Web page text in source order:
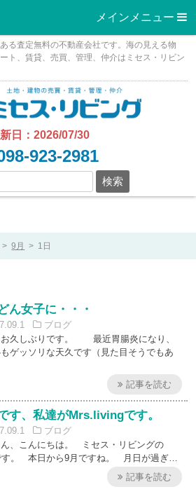
メインメニュー 
る査定無料の不動産会社です。海の見える物
ト、賃貸、売買、管理、仲介はミセス・リビン
日：2026/07/30
923-2981
> 9月 > 1日
ん女子に・・・
ブログ
お久しぶりです。 最近胃腸炎になり、
ゲッソリな天久です（見た目そうでもあ
記事を読む
す、私達がMrs.livingです。
ブログ
、こんにちは。 ミセス・リビングの
す。 本日から9月ですね。 月日が過ぎ…
記事を読む